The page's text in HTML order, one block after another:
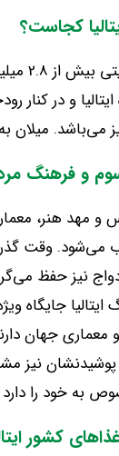
کجاست؟
بیش از
و در
می‌باشد. میلان
و فرهنگ مردم
و مهد هنر،
می‌شود. وقت
نیز حفظ
ایتالیا
معماری جهان
پوشیدنشان نیز
به خود را
کشور